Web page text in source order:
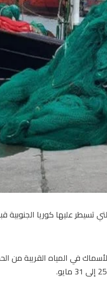
عليها كوريا الجنوبية
في المياه القريبة من